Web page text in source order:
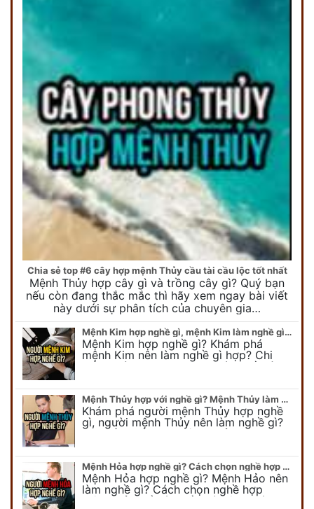
Chia sẻ top #6 cây hợp mệnh Thủy cầu tài cầu lộc tốt nhất
Mệnh Thủy hợp cây gì và trồng cây gì? Quý bạn
nếu còn đang thắc mắc thì hãy xem ngay bài viết
này dưới sự phân tích của chuyên gia…
Mệnh Kim hợp nghề gì, mệnh Kim làm nghề gì để #Phát Tài Lộc
Mệnh Kim hợp nghề gì? Khám phá
mệnh Kim nên làm nghề gì hợp? Chi
tiết người mang kim hợp với nghề gì sẽ
Mệnh Thủy hợp với nghề gì? Mệnh Thủy làm nghề gì để #Ăn nên làm ra
Khám phá người mệnh Thủy hợp nghề
gì, người mệnh Thủy nên làm nghề gì?
Chi tiết nghề hợp mệnh Thủy sẽ được
Mệnh Hỏa hợp nghề gì? Cách chọn nghề hợp mệnh Hỏa hút nhiều tài lộc
Mệnh Hỏa hợp nghề gì? Mệnh Hảo nên
làm nghề gì? Cách chọn nghề hợp
mệnh Hỏa để hút nhiều tài lộc. Giúp